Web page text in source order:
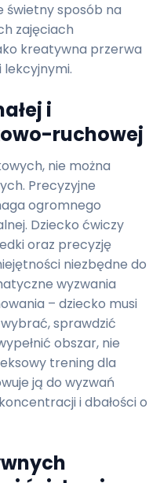
świetny sposób na
zajęciach
kreatywna przerwa
i
ruchowej
nie można
Precyzyjne
ogromnego
Dziecko ćwiczy
oraz precyzję
niezbędne do
wyzwania
– dziecko musi
sprawdzić
obszar, nie
trening dla
ją do wyzwań
i dbałości o